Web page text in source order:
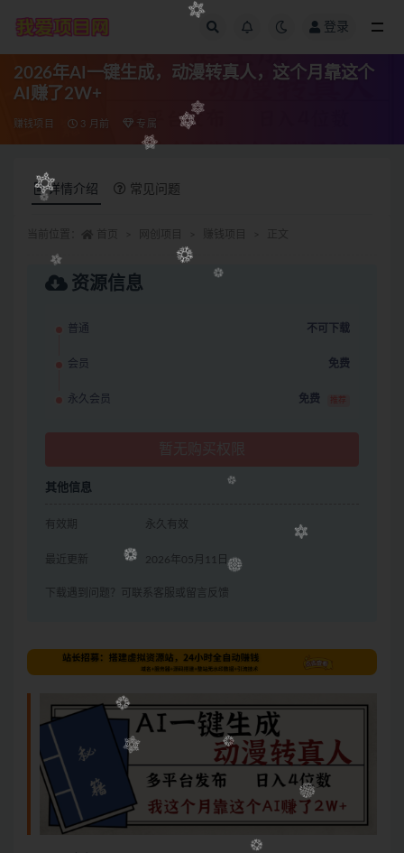
登录
2026年AI一键生成，动漫转真人，这个月靠这个
AI赚了2W+
赚钱项目 3 月前 专属
详情介绍 常见问题
资源信息
普通 不可下载
会员 免费
永久会员 免费 推荐
其他信息
有效期 永久有效
最近更新 2026年05月11日
下载遇到问题？可联系客服或留言反馈